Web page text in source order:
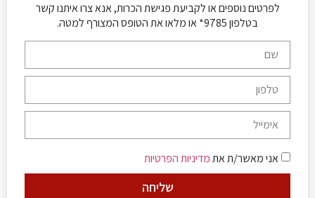
לפרטים נוספים או לקביעת פגישת הכרות, אנא צרו איתנו קשר
בטלפון 9785* או מלאו את הטופס המצורף למטה.
אני מאשר/ת את מדיניות הפרטיות
שליחה